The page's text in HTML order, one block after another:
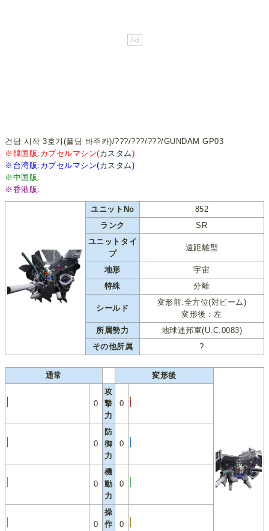
건담 시작 3호기(폴딩 바주카)/???/???/???/GUNDAM GP03
※韓国版:カプセルマシン(カスタム)
※台湾版:カプセルマシン(カスタム)
※中国版:
※香港版:
ユニットNo
852
ランク
SR
ユニットタイ
プ
遠距離型
地形
宇宙
特殊
分離
シールド
変形前:全方位(対ビーム)
変形後：左
所属勢力
地球連邦軍(U.C.0083)
その他所属
?
通常 変形後
0
攻
撃
力
0
0
防
御
力
0
0
機
動
力
0
0
操
作
0